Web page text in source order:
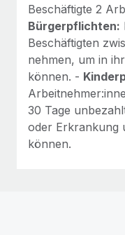
Beschäftigte 2
Bürgerpflichten:
Beschäftigten
nehmen, um in
können. -
30 Tage
oder Erkrankung
können.